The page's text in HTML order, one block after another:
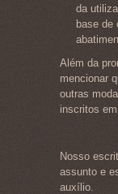
da
base de
Além da
mencionar
outras
inscritos
Nosso
assunto e
auxílio.